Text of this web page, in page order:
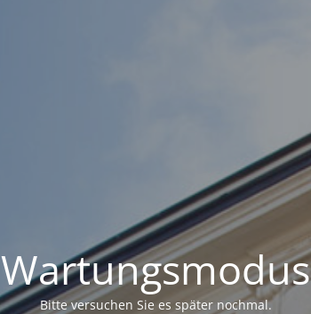
Wartungsmodus
Bitte versuchen Sie es später nochmal.